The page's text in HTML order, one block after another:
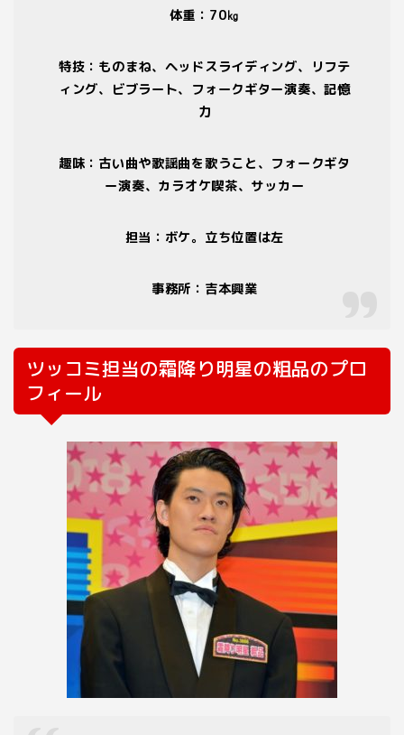
体重： 70㎏
特技：ものまね、ヘッドスライディング、リフテ
ィング、ビブラート、フォークギター演奏、記憶
力
趣味：古い曲や歌謡曲を歌うこと、フォークギタ
ー演奏、カラオケ喫茶、サッカー
担当：ボケ。立ち位置は左
事務所：吉本興業
ツッコミ担当の霜降り明星の粗品のプロ
フィール